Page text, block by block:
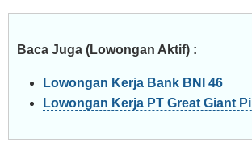
Baca Juga (Lowongan Aktif) :
Lowongan Kerja Bank BNI 46
Lowongan Kerja PT Great Giant